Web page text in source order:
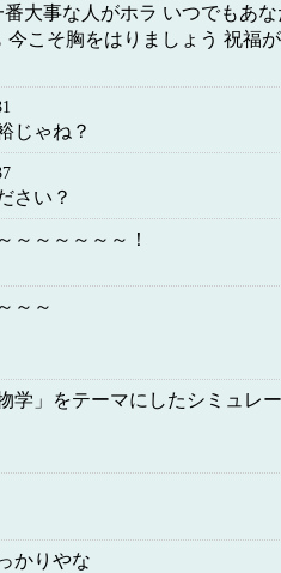
大事な人がホラ いつでもあ
今こそ胸をはりましょう 祝福
じゃね？
さい？
～～～～～～！
～～
学」をテーマにしたシミュレ
かりやな